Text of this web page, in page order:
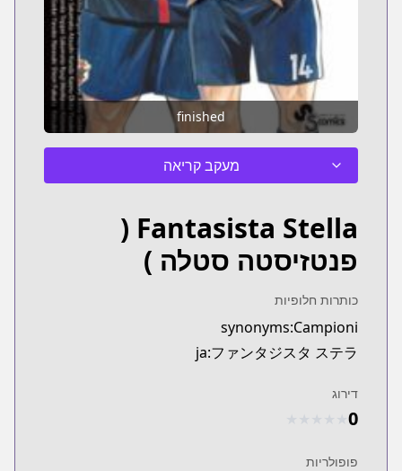
finished
מעקב קריאה
Fantasista Stella
(
פנטזיסטה סטלה )
כותרות חלופיות
synonyms:Campioni
ja:ファンタジスタ ステラ
דירוג
0
פופולריות